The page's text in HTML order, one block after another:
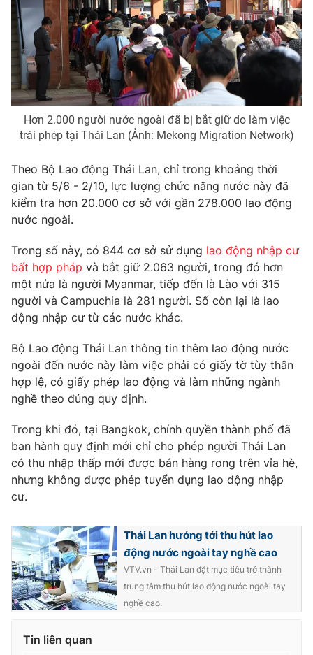
Emagazine Podcast
Photo Infographic
Video Shorts video
VTV Money VTV Thể thao
VTV Sức khoẻ Bất động sản
Thị trường 24h Tấm lòng Việt
VTV4 Vươn mình bằng AI
VTV9 VTV8
THỜI BÁO VTV
Theo dõi báo trên
Cơ quan báo chí:Thời báo VTV
Giấy phép hoạt động báo in và báo điện tử số 483/GP-BTTTT
cấp ngày 29/12/2023
Tổng Biên tập:Vũ Thanh Thủy
Phó Tổng Biên tập:Nguyễn Thị Mỹ Hạnh, Phạm Quốc Thắng,
Tổng đài VTV:024.38 355 931 - 024.38 355 932
Hơn 2.000 người nước ngoài đã bị bắt giữ do làm việc
trái phép tại Thái Lan (Ảnh: Mekong Migration Network)
Theo Bộ Lao động Thái Lan, chỉ trong khoảng thời
gian từ 5/6 - 2/10, lực lượng chức năng nước này đã
kiểm tra hơn 20.000 cơ sở với gần 278.000 lao động
nước ngoài.
Trong số này, có 844 cơ sở sử dụng lao động nhập cư
bất hợp pháp và bắt giữ 2.063 người, trong đó hơn
một nửa là người Myanmar, tiếp đến là Lào với 315
người và Campuchia là 281 người. Số còn lại là lao
động nhập cư từ các nước khác.
Bộ Lao động Thái Lan thông tin thêm lao động nước
ngoài đến nước này làm việc phải có giấy tờ tùy thân
hợp lệ, có giấy phép lao động và làm những ngành
nghề theo đúng quy định.
Trong khi đó, tại Bangkok, chính quyền thành phố đã
ban hành quy định mới chỉ cho phép người Thái Lan
có thu nhập thấp mới được bán hàng rong trên vỉa hè,
nhưng không được phép tuyển dụng lao động nhập
cư.
Thái Lan hướng tới thu hút lao
động nước ngoài tay nghề cao
VTV.vn - Thái Lan đặt mục tiêu trở thành
trung tâm thu hút lao động nước ngoài tay
nghề cao.
Tin liên quan